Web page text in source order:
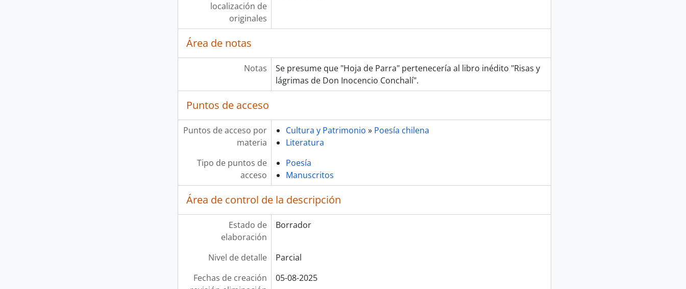
localización de
originales
Área de notas
Notas
Se presume que "Hoja de Parra" pertenecería al libro inédito "Risas y
lágrimas de Don Inocencio Conchalí".
Puntos de acceso
Puntos de acceso por
materia
Cultura y Patrimonio » Poesía chilena
Literatura
Tipo de puntos de
acceso
Poesía
Manuscritos
Área de control de la descripción
Estado de
elaboración
Borrador
Nivel de detalle
Parcial
Fechas de creación
05-08-2025